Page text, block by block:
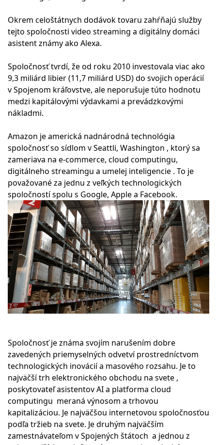
Okrem celoštátnych dodávok tovaru zahŕňajú služby
tejto spoločnosti video streaming a digitálny domáci
asistent známy ako Alexa.
Spoločnosť tvrdí, že od roku 2010 investovala viac ako
9,3 miliárd libier (11,7 miliárd USD) do svojich operácií
v Spojenom kráľovstve, ale neporušuje túto hodnotu
medzi kapitálovými výdavkami a prevádzkovými
nákladmi.
Amazon je americká nadnárodná technológia
spoločnosť so sídlom v Seattli, Washington , ktorý sa
zameriava na e-commerce, cloud computingu,
digitálneho streamingu a umelej inteligencie . To je
považované za jednu z veľkých technologických
spoločností spolu s Google, Apple a Facebook.
Spoločnosť je známa svojím narušením dobre
zavedených priemyselných odvetví prostredníctvom
technologických inovácií a masového rozsahu. Je to
najväčší trh elektronického obchodu na svete ,
poskytovateľ asistentov AI a platforma cloud
computingu meraná výnosom a trhovou
kapitalizáciou. Je najväčšou internetovou spoločnosťou
podľa tržieb na svete. Je druhým najväčším
zamestnávateľom v Spojených štátoch a jednou z